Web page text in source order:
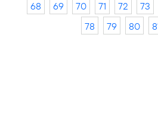
68
69 70 71 72 73
78
79 80